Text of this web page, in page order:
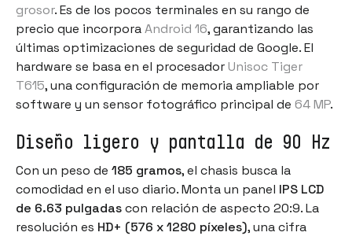
grosor. Es de los pocos terminales en su rango de
precio que incorporaAndroid 16, garantizando las
últimas optimizaciones de seguridad de Google. El
hardware se basa en el procesadorUnisoc Tiger
T615, una configuración de memoria ampliable por
software y un sensor fotográfico principal de 64 MP.
Diseño ligero y pantalla de 90 Hz
Con un peso de 185 gramos, el chasis busca la
comodidad en el uso diario. Monta un panel IPS LCD
de 6.63 pulgadascon relación de aspecto 20:9. La
resolución es HD+ (576 x 1280 píxeles), una cifra